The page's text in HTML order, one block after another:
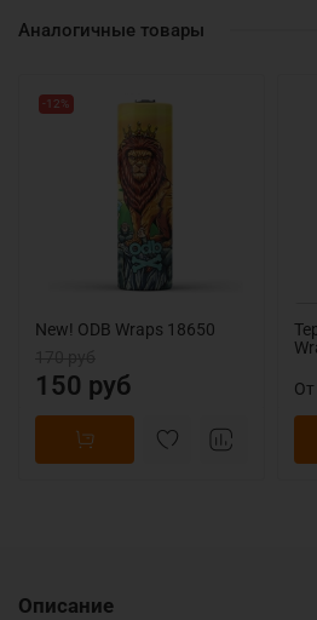
Аналогичные товары
-12%
New! ODB Wraps 18650
150 руб От
Описание